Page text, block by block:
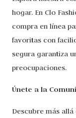
hogar. En Clo
compra en línea
favoritas con
segura garantiza
preocupaciones.
Únete a la
Descubre más